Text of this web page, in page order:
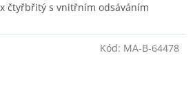
čtyřbřitý s vnitřním odsáváním
Kód: MA-B-64478